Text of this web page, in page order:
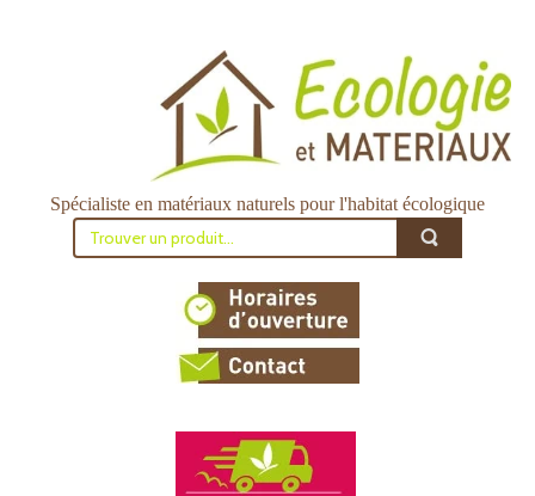
Spécialiste en matériaux naturels pour l'habitat écologique